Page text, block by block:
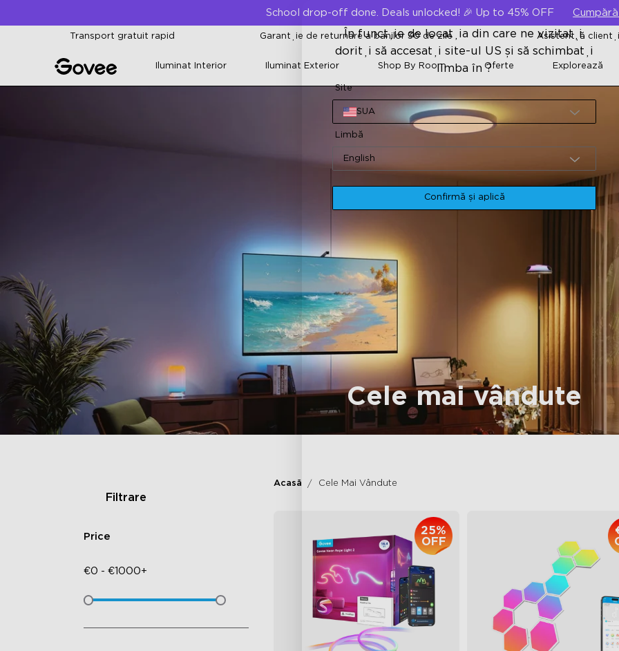
School drop-off done. Deals unlocked! 🎉 Up to 45% OFF
Transport gratuit rapid Garanție de returnare a banilor 30 de zile Asistență
Iluminat Interior Iluminat Exterior Shop By Room Oferte Explorează
Cele mai vândute
Filtrare
Price
€0 - €1000+
Acasă Cele Mai Vândute
25%
OFF
În funcție de locația din care ne vizitați,
doriți să accesați site-ul US și să schimbați
limba în ?
Site
SUA
Limbă
English
Confirmă și aplică